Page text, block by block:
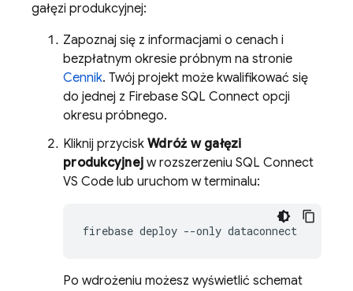
gałęzi produkcyjnej:
Zapoznaj się z informacjami o cenach i
bezpłatnym okresie próbnym na stronie
Cennik. Twój projekt może kwalifikować się
do jednej z Firebase SQL Connect opcji
okresu próbnego.
Kliknij przycisk Wdróż w gałęzi
produkcyjnej w rozszerzeniu SQL Connect
VS Code lub uruchom w terminalu:
firebase deploy --only
Po wdrożeniu możesz wyświetlić schemat